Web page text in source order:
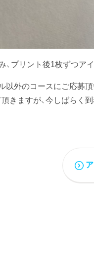
、プリント後1枚ずつア
以外のコースにご応募
きますが、今しばらく